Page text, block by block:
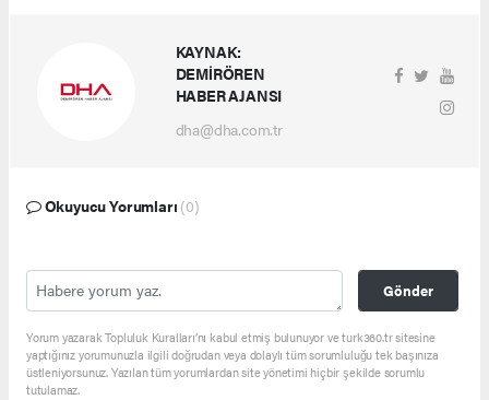
KAYNAK:
DEMİRÖREN
HABER AJANSI
dha@dha.com.tr
Okuyucu Yorumları (0)
Gönder
Yorum yazarak Topluluk Kuralları’nı kabul etmiş bulunuyor ve turk360.tr sitesine
yaptığınız yorumunuzla ilgili doğrudan veya dolaylı tüm sorumluluğu tek başınıza
üstleniyorsunuz. Yazılan tüm yorumlardan site yönetimi hiçbir şekilde sorumlu
tutulamaz.